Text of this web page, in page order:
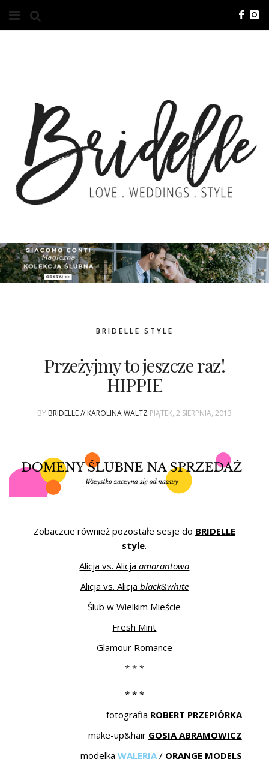
O NAS
KONTAKT
REKLAMA
ADVERTISING
ZGŁOSZENIA
KONKURSY
WASZE ŚLUBY
{HOT SEXY BEST}
BRIDELLE STYLE
Przeżyjmy to jeszcze raz!
HIPPIE
BY BRIDELLE // KAROLINA WALTZ PIĄTEK, 2 SIERPNIA, 2013
Zobaczcie również pozostałe sesje do BRIDELLE
style.
Alicja vs. Alicjaamarantowa
Alicja vs. Alicja black&white
Ślub w Wielkim Mieście
Fresh Mint
Glamour Romance
* * *
* * *
fotografia ROBERT PRZEPIÓRKA
make-up&hair GOSIA ABRAMOWICZ
modelka WALERIA/ ORANGE MODELS